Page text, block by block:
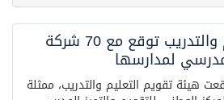
هيئة تقويم التعليم والتدريب توقع مع 70 شركة
لمدارسها
هيئة تقويم التعليم والتدريب، ممثلة